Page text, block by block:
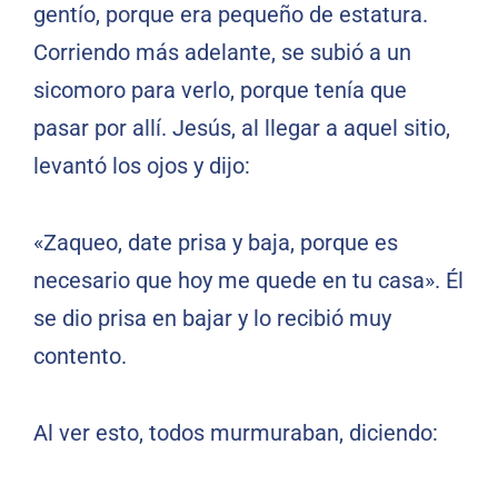
gentío, porque era pequeño de estatura.
Corriendo más adelante, se subió a un
sicomoro para verlo, porque tenía que
pasar por allí. Jesús, al llegar a aquel sitio,
levantó los ojos y dijo:
«Zaqueo, date prisa y baja, porque es
necesario que hoy me quede en tu casa». Él
se dio prisa en bajar y lo recibió muy
contento.
Al ver esto, todos murmuraban, diciendo: